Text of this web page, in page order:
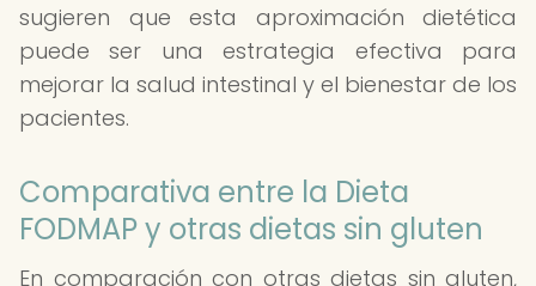
sugieren que esta aproximación dietética
puede ser una estrategia efectiva para
mejorar la salud intestinal y el bienestar de los
pacientes.
Comparativa entre la Dieta
FODMAP y otras dietas sin gluten
En comparación con otras dietas sin gluten,